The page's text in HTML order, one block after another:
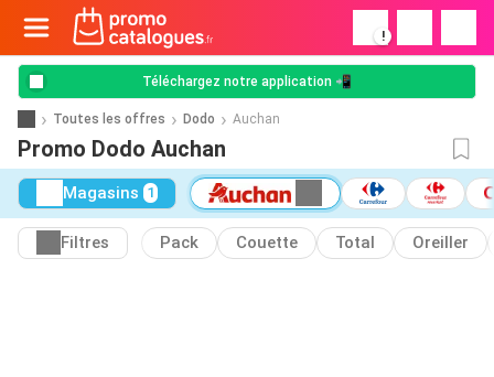
!
Téléchargez notre application 📲
Toutes les offres Dodo Auchan
Promo Dodo Auchan
Magasins 1
Filtres Pack Couette Total Oreiller